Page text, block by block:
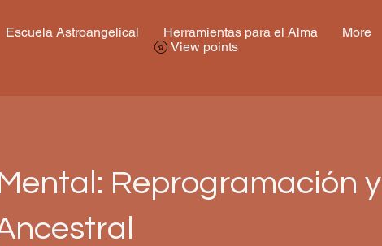
Escuela Astroangelical Herramientas para el Alma
More
View points
Reprogramación y